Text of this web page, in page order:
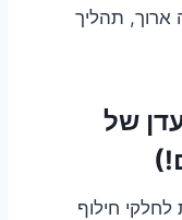
ארוך, תהליך
של
חילוף